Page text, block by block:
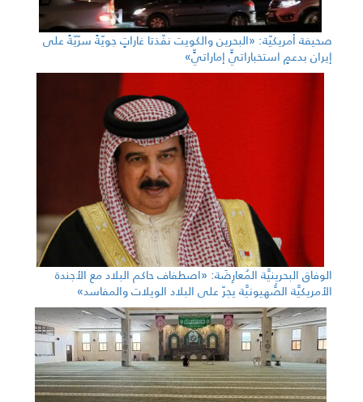
صحيفة أمريكيّة: «البحرين والكويت نفّذتا غاراتٍ جويّةً سرّيّةً على
إيران بدعمٍ استخباراتيٍّ إماراتيٍّ»
الوفاق البحرينيَّة المُعارِضَة: «اصطفاف حاكم البلاد مع الأجندة
الأمريكيَّة الصُّهيونيَّة يجرّ على البلاد الويلات والمفاسد»